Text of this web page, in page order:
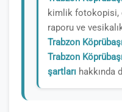
kimlik fotokopisi,
raporu ve
Trabzon
Trabzon
şartları hakkında